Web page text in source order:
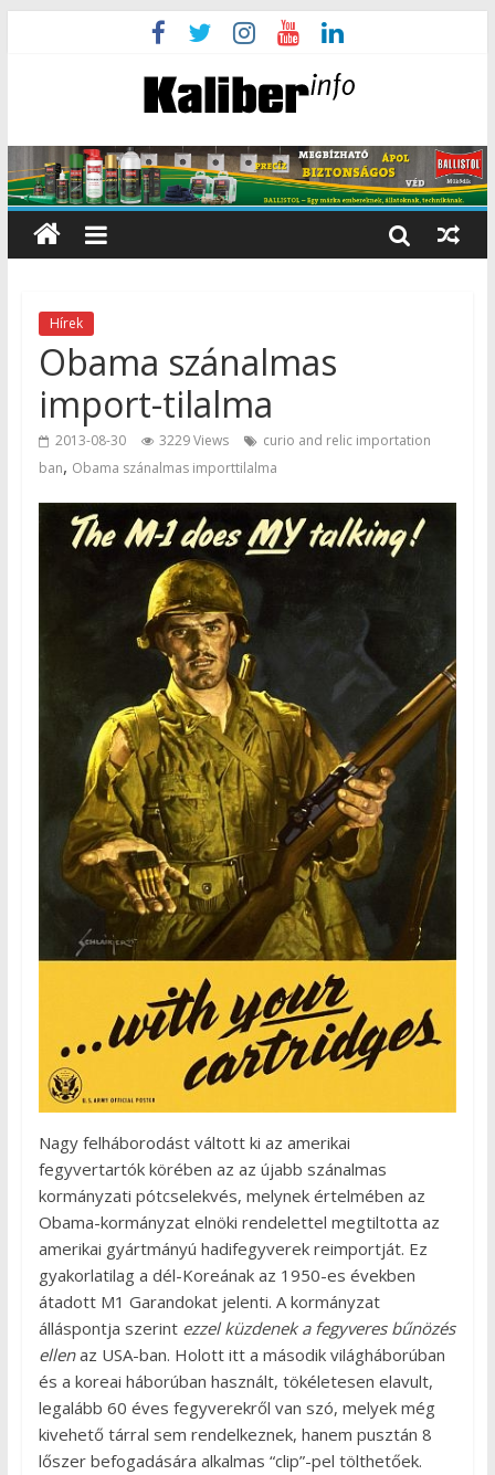
Hírek
Obama szánalmas
import-tilalma
2013-08-30 3229 Views
curio and relic importation
ban, Obama szánalmas importtilalma
Nagy felháborodást váltott ki az amerikai
fegyvertartók körében az az újabb szánalmas
kormányzati pótcselekvés, melynek értelmében az
Obama-kormányzat elnöki rendelettel megtiltotta az
amerikai gyártmányú hadifegyverek reimportját. Ez
gyakorlatilag a dél-Koreának az 1950-es években
átadott M1 Garandokat jelenti. A kormányzat
álláspontja szerintezzel küzdenek a fegyveres bűnözés
ellenaz USA-ban. Holott itt a második világháborúban
és a koreai háborúban használt, tökéletesen elavult,
legalább 60 éves fegyverekről van szó, melyek még
kivehető tárral sem rendelkeznek, hanem pusztán 8
lőszer befogadására alkalmas “clip”-pel tölthetőek.